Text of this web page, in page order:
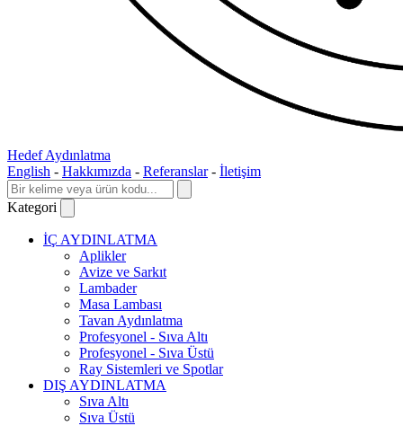
Hedef Aydınlatma
English - Hakkımızda - Referanslar - İletişim
Kategori
İÇ AYDINLATMA
Aplikler
Avize ve Sarkıt
Lambader
Masa Lambası
Tavan Aydınlatma
Profesyonel - Sıva Altı
Profesyonel - Sıva Üstü
Ray Sistemleri ve Spotlar
DIŞ AYDINLATMA
Sıva Altı
Sıva Üstü